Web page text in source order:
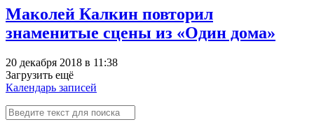
Маколей Калкин повторил
знаменитые сцены из «Один дома»
20 декабря 2018 в 11:38
Загрузить ещё
Календарь записей